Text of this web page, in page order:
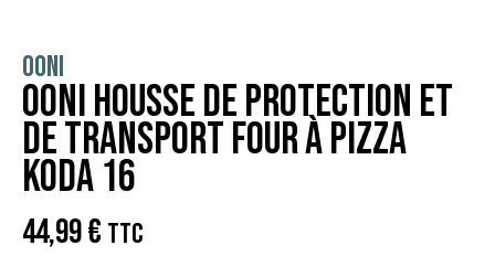
OONI
Ooni Housse de Protection et
de Transport Four à Pizza
Koda 16
44,99€ TTC